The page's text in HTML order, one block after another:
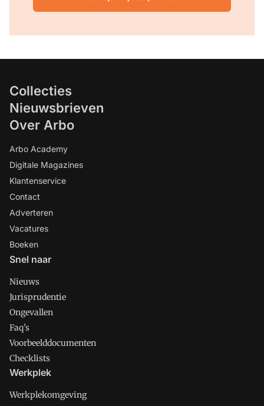
Collecties
Nieuwsbrieven
Over Arbo
Arbo Academy
Digitale Magazines
Klantenservice
Contact
Adverteren
Vacatures
Boeken
Snel naar
Nieuws
Jurisprudentie
Ongevallen
Faq's
Voorbeelddocumenten
Checklists
Werkplek
Werkplekomgeving